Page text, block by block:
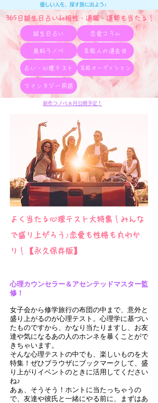
365日誕生日占いde相性・適職・​運勢も当たる！
優しい人を、探す旅に出よう♪
誕生日占い 恋愛コラム
無料ラノベ 芸能人の過去世
占い・心理テスト 芸能オーディション
ファンタジー用語
新作ラノベ８月公開予定！
よく当たる心理テスト大特集！みんな
で盛り上がろう♪恋愛も性格も丸わか
り！【永久保存版】
心理カウンセラー＆アセンテッドマスター監
修！
女子会から修学旅行の布団の中まで、意外と
盛り上がるのが心理テスト。心理学に基づい
たものですから、かなり当たりますし、お友
達や気になるあの人のホンネを暴くことがで
きちゃいます。
そんな心理テストの中でも、楽しいものを大
特集！ぜひブラウザにブックマークして、盛
り上がりイベントのときに活用してください
ね♪
あぁ、そうそう！ホントに当たっちゃうの
で、友達や彼氏と一緒にやる前に、まずはあ